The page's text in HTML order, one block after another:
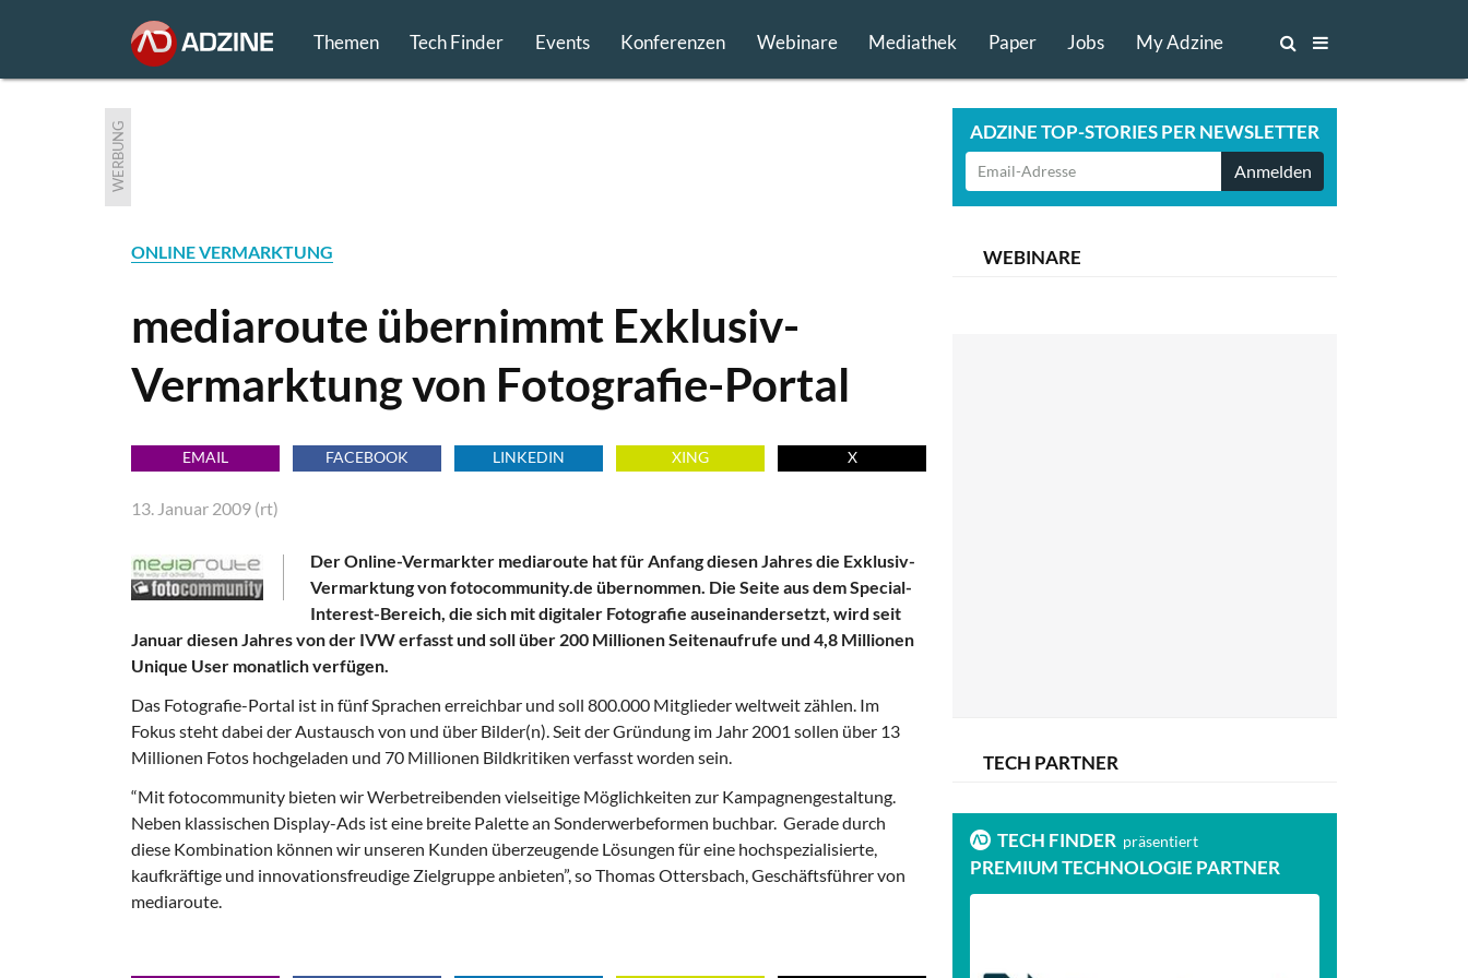
Themen Tech Finder Events Konferenzen Webinare Mediathek Paper Jobs My Adzine
WERBUNG ADZINE TOP-STORIES PER NEWSLETTER
Anmelden
ONLINE VERMARKTUNG
mediaroute übernimmt Exklusiv-
Vermarktung von Fotografie-Portal
EMAIL FACEBOOK LINKEDIN XING X
13. Januar 2009 (rt)
Der Online-Vermarkter mediaroute hat für Anfang diesen Jahres die Exklusiv-
Vermarktung von fotocommunity.de übernommen. Die Seite aus dem Special-
Interest-Bereich, die sich mit digitaler Fotografie auseinandersetzt, wird seit
Januar diesen Jahres von der IVW erfasst und soll über 200 Millionen Seitenaufrufe und 4,8 Millionen
Unique User monatlich verfügen.
Das Fotografie-Portal ist in fünf Sprachen erreichbar und soll 800.000 Mitglieder weltweit zählen. Im
Fokus steht dabei der Austausch von und über Bilder(n). Seit der Gründung im Jahr 2001 sollen über 13
Millionen Fotos hochgeladen und 70 Millionen Bildkritiken verfasst worden sein.
“Mit fotocommunity bieten wir Werbetreibenden vielseitige Möglichkeiten zur Kampagnengestaltung.
Neben klassischen Display-Ads ist eine breite Palette an Sonderwerbeformen buchbar. Gerade durch
diese Kombination können wir unseren Kunden überzeugende Lösungen für eine hochspezialisierte,
kaufkräftige und innovationsfreudige Zielgruppe anbieten”, so Thomas Ottersbach, Geschäftsführer von
mediaroute.
WEBINARE
TECH PARTNER
TECH FINDER präsentiert
PREMIUM TECHNOLOGIE PARTNER